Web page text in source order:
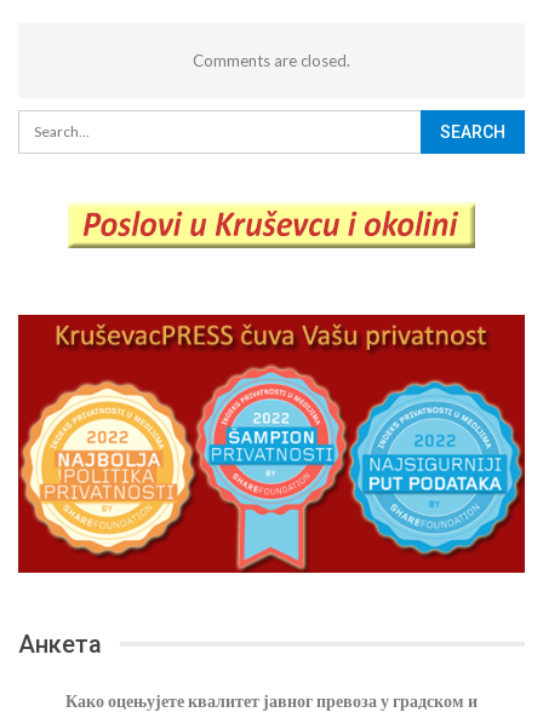
Comments are closed.
Анкета
Како оцењујете квалитет јавног превоза у градском и